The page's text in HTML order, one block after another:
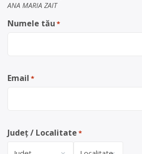
ANA MARIA ZAIT
Numele tău *
Email *
Județ / Localitate *